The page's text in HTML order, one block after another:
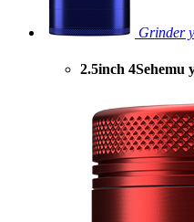
Grinder
2.5inch